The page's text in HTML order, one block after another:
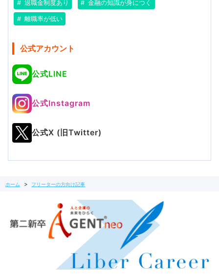
退職金制度あり 金融の知識が身につく
離職率が低い
公式アカウント
公式LINE
公式Instagram
公式X (旧Twitter)
ホーム フリーターの方向け記事